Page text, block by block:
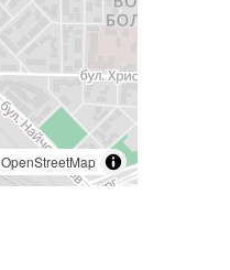
OpenStreetMap